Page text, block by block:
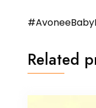
Related